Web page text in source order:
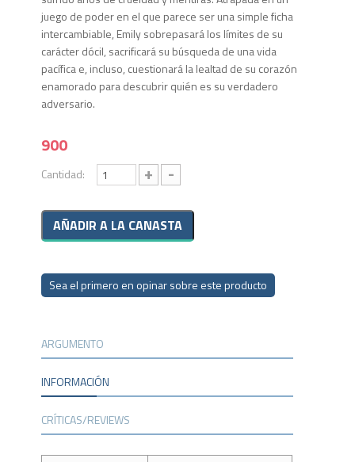
juego de poder en el que parece ser una simple ficha
intercambiable, Emily sobrepasará los límites de su
carácter dócil, sacrificará su búsqueda de una vida
pacífica e, incluso, cuestionará la lealtad de su corazón
enamorado para descubrir quién es su verdadero
adversario.
900
Cantidad: + -
Sea el primero en opinar sobre este producto
ARGUMENTO
INFORMACIÓN
CRÍTICAS/REVIEWS